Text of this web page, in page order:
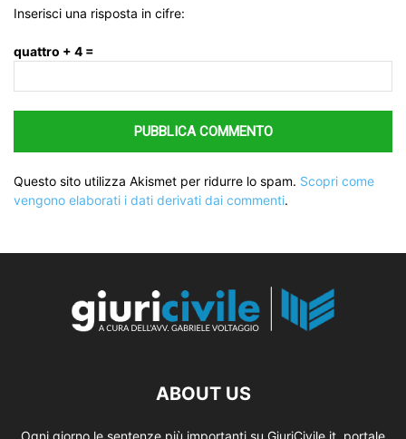
Inserisci una risposta in cifre:
quattro + 4 =
Questo sito utilizza Akismet per ridurre lo spam. Scopri come
vengono elaborati i dati derivati dai commenti.
ABOUT US
Ogni giorno le sentenze più importanti su GiuriCivile.it, portale